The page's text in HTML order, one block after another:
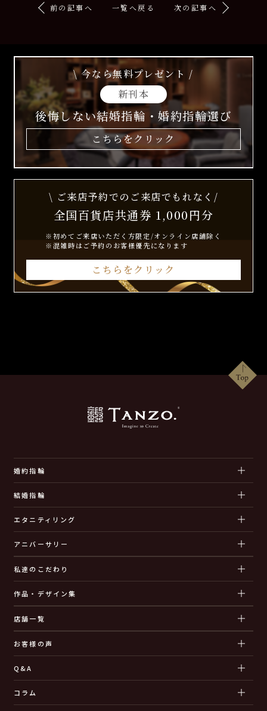
前の記事へ 一覧へ戻る 次の記事へ
\ 今なら無料プレゼント /
新刊本
後悔しない結婚指輪・婚約指輪選び
こちらをクリック
\ ご来店予約でのご来店でもれなく/
全国百貨店共通券 1,000円分
※初めてご来店いただく方限定/オンライン店舗除く
※混雑時はご予約のお客様優先になります
こちらをクリック
婚約指輪
結婚指輪
エタニティリング
アニバーサリー
私達のこだわり
作品・デザイン集
店舗一覧
お客様の声
Q&A
コラム